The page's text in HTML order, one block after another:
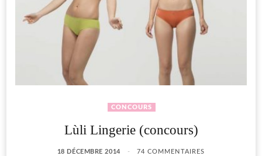
CONCOURS
Lùli Lingerie (concours)
18 DÉCEMBRE 2014 74 COMMENTAIRES